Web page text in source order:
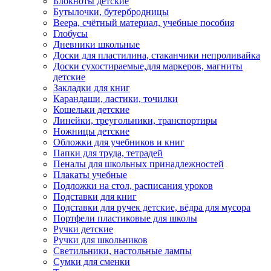
Бутылочки, бутербродницы
Веера, счётный материал, учебные пособия
Глобусы
Дневники школьные
Доски для пластилина, стаканчики непроливайка
Доски сухостираемые,для маркеров, магниты
детские
Закладки для книг
Карандаши, ластики, точилки
Кошельки детские
Линейки, треугольники, транспортиры
Ножницы детские
Обложки для учебников и книг
Папки для труда, тетрадей
Пеналы для школьных принадлежностей
Плакаты учебные
Подложки на стол, расписания уроков
Подставки для книг
Подставки для ручек детские, вёдра для мусора
Портфели пластиковые для школы
Ручки детские
Ручки для школьников
Светильники, настольные лампы
Сумки для сменки